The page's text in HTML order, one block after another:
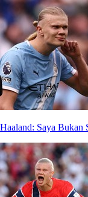
Haaland: Saya